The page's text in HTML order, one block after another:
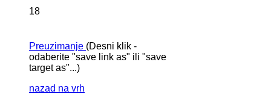
18
Preuzimanje (Desni klik -
odaberite "save link as" ili "save
target as"...)
nazad na vrh